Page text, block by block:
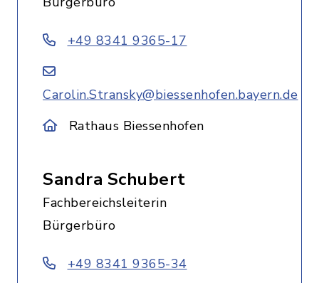
+49 8341 9365-17
Carolin.Stransky@biessenhofen.bayern.de
Rathaus Biessenhofen
Sandra Schubert
Fachbereichsleiterin
Bürgerbüro
+49 8341 9365-34